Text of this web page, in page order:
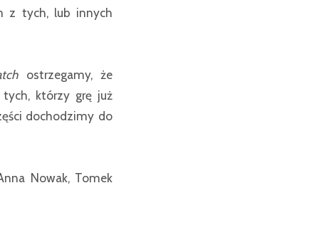
z tych, lub innych
ostrzegamy, że
tych, którzy grę już
dochodzimy do
Nowak, Tomek